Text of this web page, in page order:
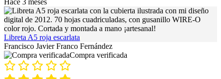
Hace 3 meses
Libreta A5 roja escarlata
Francisco Javier Franco Fernández
Compra verificada